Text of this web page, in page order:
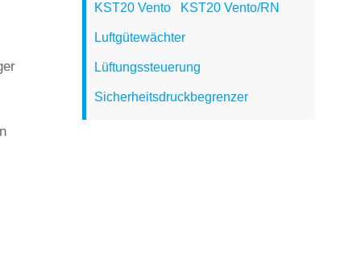
KST20 Vento KST20 Vento/RN
Luftgütewächter
Lüftungssteuerung
Sicherheitsdruckbegrenzer